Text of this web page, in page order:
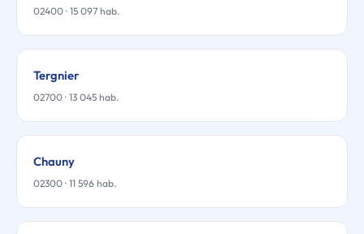
02400 · 15 097 hab.
Tergnier
02700 · 13 045 hab.
Chauny
02300 · 11 596 hab.